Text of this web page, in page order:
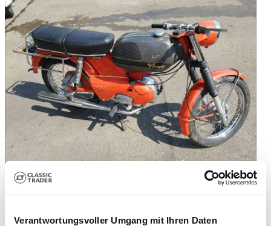
Verantwortungsvoller Umgang mit Ihren Daten
1980 | Kreidler Florett RMC/S
Andere Kreidler Florett nur 2.200Km Sammlerobjekt 1. Hand